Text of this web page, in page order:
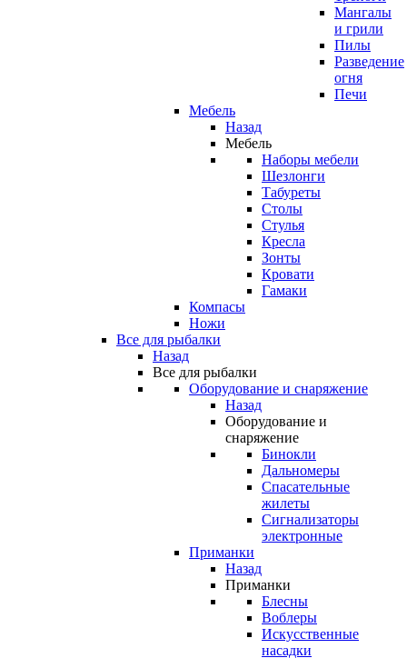
Мангалы
и грили
Пилы
Разведение
огня
Печи
Мебель
Назад
Мебель
Наборы мебели
Шезлонги
Табуреты
Столы
Стулья
Кресла
Зонты
Кровати
Гамаки
Компасы
Ножи
Все для рыбалки
Назад
Все для рыбалки
Оборудование и снаряжение
Назад
Оборудование и
снаряжение
Бинокли
Дальномеры
Спасательные
жилеты
Сигнализаторы
электронные
Приманки
Назад
Приманки
Блесны
Воблеры
Искусственные
насадки